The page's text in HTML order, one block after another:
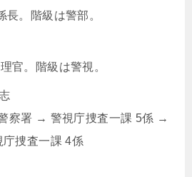
。階級は警部。
官。階級は警視。
察署 → 警視庁捜査一課 5係 →
捜査一課 4係